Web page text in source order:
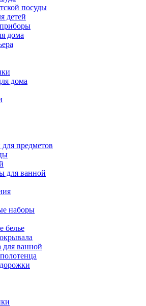
посуды
детей
дома
дома
предметов
для ванной
наборы
белье
для ванной